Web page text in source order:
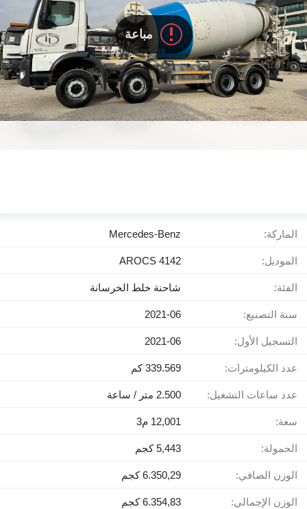
مباعة
الماركة: Mercedes-Benz
الموديل: AROCS 4142
الفئة: شاحنة خلط الخرسانة
سنة التصنيع: 2021-06
التسجيل الأول: 2021-06
عدد الكيلومترات: 339.569 كم
عدد ساعات التشغيل: 2.500 متر / ساعة
سعة: 12,001 م3
الحمولة: 5,443 كجم
الوزن الصافي: 6.350,29 كجم
الوزن الإجمالي: 6.354,83 كجم